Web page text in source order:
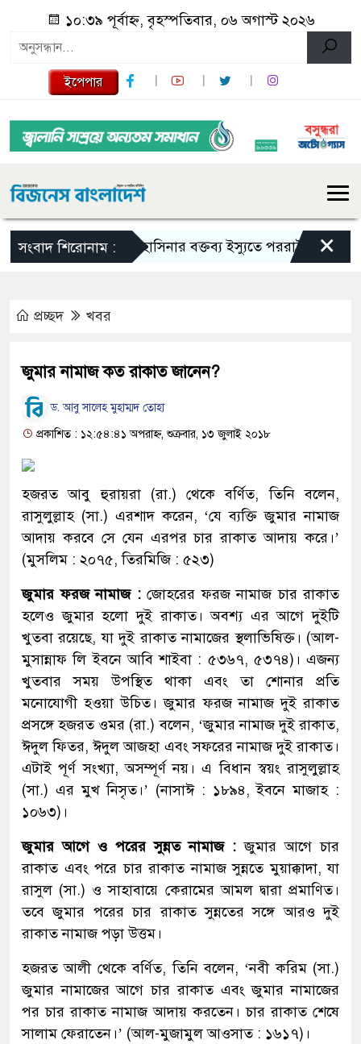
১০:৩৯ পূর্বাহ্ন, বৃহস্পতিবার, ০৬ অগাস্ট ২০২৬
ইপেপার
সংবাদ শিরোনাম :শেখ হাসিনার বক্তব্য ইস্যুতে পররাষ্ট্র মন্ত্রণালয়ের
×
প্রচ্ছদ খবর
জুমার নামাজ কত রাকাত জানেন?
ড. আবু সালেহ মুহাম্মদ তোহা
প্রকাশিত : ১২:৫৪:৪১ অপরাহ্ন, শুক্রবার, ১৩ জুলাই ২০১৮
হজরত আবু হুরায়রা (রা.) থেকে বর্ণিত, তিনি বলেন,
রাসুলুল্লাহ (সা.) এরশাদ করেন, ‘যে ব্যক্তি জুমার নামাজ
আদায় করবে সে যেন এরপর চার রাকাত আদায় করে।’
(মুসলিম : ২০৭৫, তিরমিজি : ৫২৩)
জুমার ফরজ নামাজ :জোহরের ফরজ নামাজ চার রাকাত
হলেও জুমার হলো দুই রাকাত। অবশ্য এর আগে দুইটি
খুতবা রয়েছে, যা দুই রাকাত নামাজের স্থলাভিষিক্ত। (আল-
মুসান্নাফ লি ইবনে আবি শাইবা : ৫৩৬৭, ৫৩৭৪)। এজন্য
খুতবার সময় উপস্থিত থাকা এবং তা শোনার প্রতি
মনোযোগী হওয়া উচিত। জুমার ফরজ নামাজ দুই রাকাত
প্রসঙ্গে হজরত ওমর (রা.) বলেন, ‘জুমার নামাজ দুই রাকাত,
ঈদুল ফিতর, ঈদুল আজহা এবং সফরের নামাজ দুই রাকাত।
এটাই পূর্ণ সংখ্যা, অসম্পূর্ণ নয়। এ বিধান স্বয়ং রাসুলুল্লাহ
(সা.) এর মুখ নিসৃত।’ (নাসাঈ : ১৮৯৪, ইবনে মাজাহ :
১০৬৩)।
জুমার আগে ও পরের সুন্নত নামাজ : জুমার আগে চার
রাকাত এবং পরে চার রাকাত নামাজ সুন্নতে মুয়াক্কাদা, যা
রাসুল (সা.) ও সাহাবায়ে কেরামের আমল দ্বারা প্রমাণিত।
তবে জুমার পরের চার রাকাত সুন্নতের সঙ্গে আরও দুই
রাকাত নামাজ পড়া উত্তম।
হজরত আলী থেকে বর্ণিত, তিনি বলেন, ‘নবী করিম (সা.)
জুমার নামাজের আগে চার রাকাত এবং জুমার নামাজের
পর চার রাকাত নামাজ আদায় করতেন। চার রাকাত শেষে
সালাম ফেরাতেন।’ (আল-মুজামুল আওসাত : ১৬১৭)।